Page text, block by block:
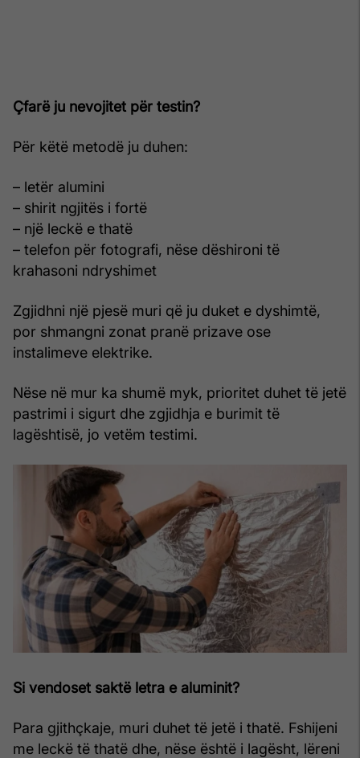
Çfarë ju nevojitet për testin?
Për këtë metodë ju duhen:
– letër alumini
– shirit ngjitës i fortë
– një leckë e thatë
– telefon për fotografi, nëse dëshironi të
krahasoni ndryshimet
Zgjidhni një pjesë muri që ju duket e dyshimtë,
por shmangni zonat pranë prizave ose
instalimeve elektrike.
Nëse në mur ka shumë myk, prioritet duhet të jetë
pastrimi i sigurt dhe zgjidhja e burimit të
lagështisë, jo vetëm testimi.
Si vendoset saktë letra e aluminit?
Para gjithçkaje, muri duhet të jetë i thatë. Fshijeni
me leckë të thatë dhe, nëse është i lagësht, lëreni